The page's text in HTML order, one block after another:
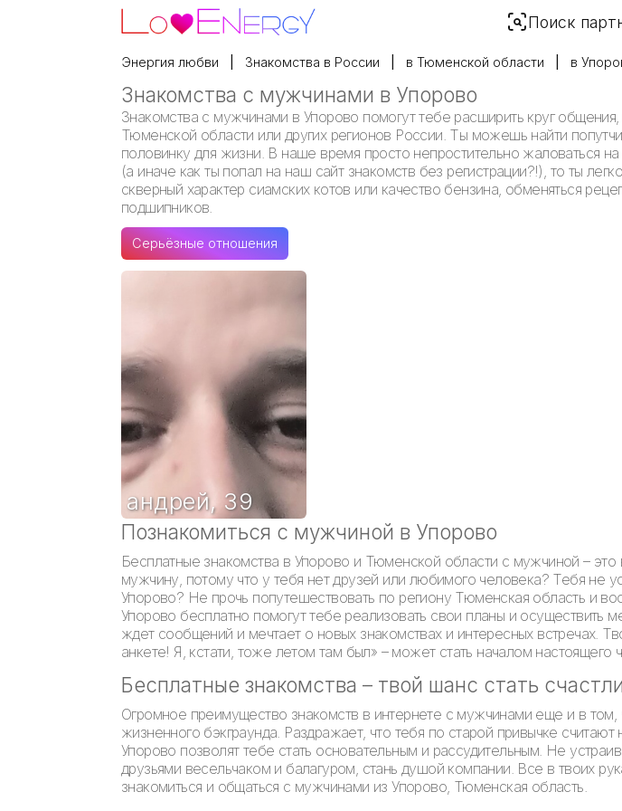
Поиск
Энергия любви Знакомства в России в Тюменской области в
Знакомства с мужчинами в Упорово
Знакомства с мужчинами в Упорово помогут тебе расширить круг
Тюменской области или других регионов России. Ты можешь найти
половинку для жизни. В наше время просто непростительно жаловаться
(а иначе как ты попал на наш сайт знакомств без регистрации?!), то ты
скверный характер сиамских котов или качество бензина, обменяться
подшипников.
Серьёзные отношения
андрей, 39
Познакомиться с мужчиной в Упорово
Бесплатные знакомства в Упорово и Тюменской области с мужчиной –
мужчину, потому что у тебя нет друзей или любимого человека? Тебя не
Упорово? Не прочь попутешествовать по региону Тюменская область и
Упорово бесплатно помогут тебе реализовать свои планы и осуществить
ждет сообщений и мечтает о новых знакомствах и интересных встречах.
анкете! Я, кстати, тоже летом там был» – может стать началом настоящего
Бесплатные знакомства – твой шанс стать
Огромное преимущество знакомств в интернете с мужчинами еще и в
жизненного бэкграунда. Раздражает, что тебя по старой привычке
Упорово позволят тебе стать основательным и рассудительным. Не
друзьями весельчаком и балагуром, стань душой компании. Все в твоих
знакомиться и общаться с мужчинами из Упорово, Тюменская область.